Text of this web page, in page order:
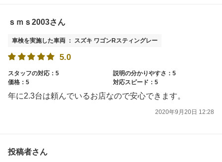
ｓｍｓ2003さん
車検を実施した車両 ： スズキ ワゴンRスティングレー
5.0
スタッフの対応：5
説明の分かりやすさ：5
価格：5
対応スピード：5
年に2.3台は頼んでいるお店なので安心できます。
2020年9月20日 12:28
投稿者さん